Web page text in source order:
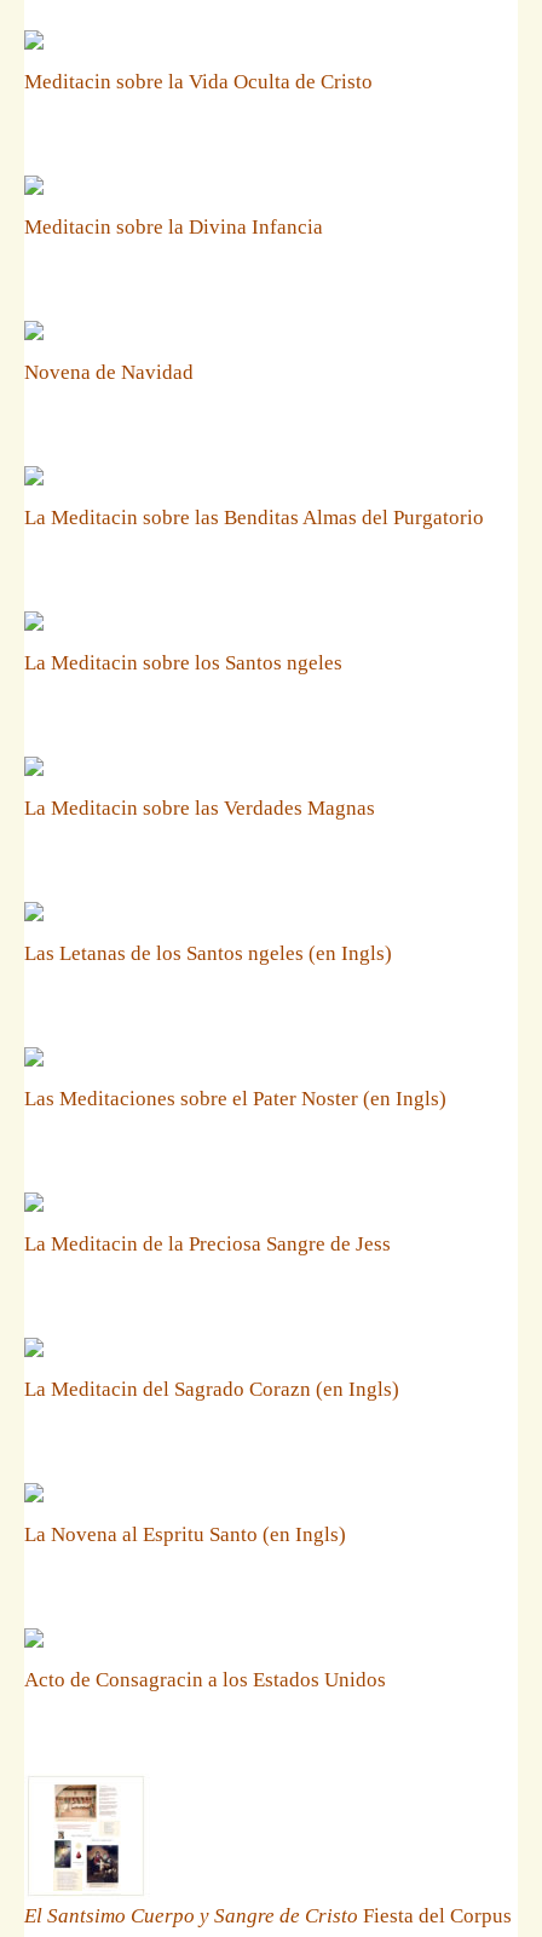
Meditacin sobre la Vida Oculta de Cristo
Meditacin sobre la Divina Infancia
Novena de Navidad
La Meditacin sobre las Benditas Almas del Purgatorio
La Meditacin sobre los Santos ngeles
La Meditacin sobre las Verdades Magnas
Las Letanas de los Santos ngeles (en Ingls)
Las Meditaciones sobre el Pater Noster (en Ingls)
La Meditacin de la Preciosa Sangre de Jess
La Meditacin del Sagrado Corazn (en Ingls)
La Novena al Espritu Santo (en Ingls)
Acto de Consagracin a los Estados Unidos
El Santsimo Cuerpo y Sangre de Cristo Fiesta del Corpus